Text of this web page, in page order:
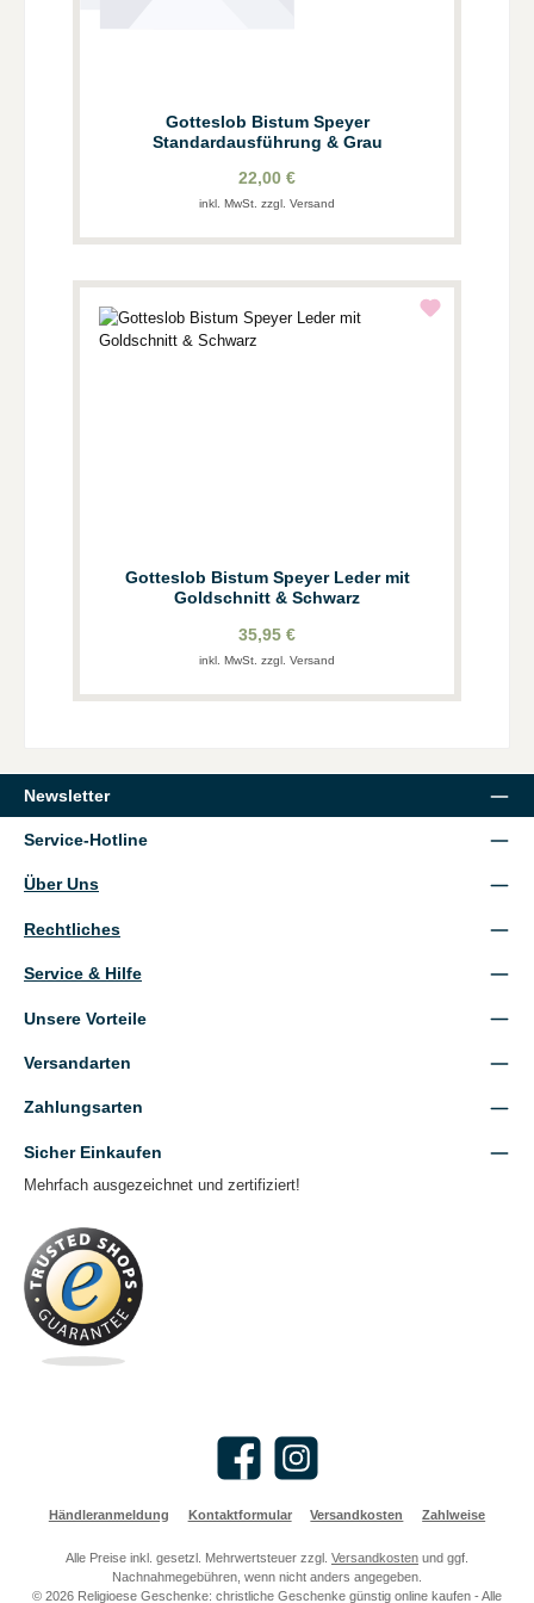
Gotteslob Bistum Speyer
Standardausführung & Grau
22,00 €
inkl. MwSt. zzgl. Versand
Gotteslob Bistum Speyer Leder mit
Goldschnitt & Schwarz
35,95 €
inkl. MwSt. zzgl. Versand
Newsletter
Service-Hotline
Über Uns
Rechtliches
Service & Hilfe
Unsere Vorteile
Versandarten
Zahlungsarten
Sicher Einkaufen
Mehrfach ausgezeichnet und zertifiziert!
Facebook Instagram
Händleranmeldung Kontaktformular Versandkosten Zahlweise
Alle Preise inkl. gesetzl. Mehrwertsteuer zzgl. Versandkosten und ggf.
Nachnahmegebühren, wenn nicht anders angegeben.
© 2026 Religioese Geschenke: christliche Geschenke günstig online kaufen - Alle